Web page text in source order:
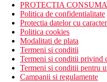
PROTECTIA
Politica de confidentialitate
Protectia datelor cu
Politica cookies
Modalitati de plata
Termeni si conditii
Termeni si conditii privind
Termeni si conditii pentru
Campanii si regulamente